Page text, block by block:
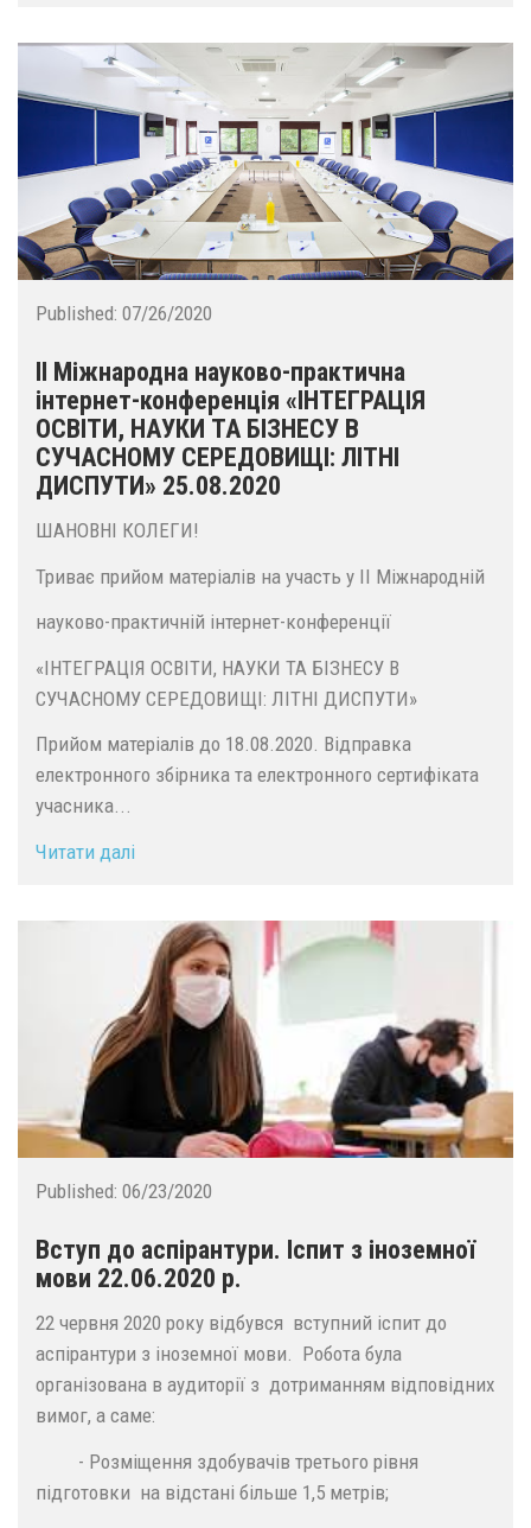
Published: 07/26/2020
II Міжнародна науково-практична
інтернет-конференція «ІНТЕГРАЦІЯ
ОСВІТИ, НАУКИ ТА БІЗНЕСУ В
СУЧАСНОМУ СЕРЕДОВИЩІ: ЛІТНІ
ДИСПУТИ» 25.08.2020
ШАНОВНІ КОЛЕГИ!
Триває прийом матеріалів на участь у II Міжнародній
науково-практичній інтернет-конференції
«ІНТЕГРАЦІЯ ОСВІТИ, НАУКИ ТА БІЗНЕСУ В
СУЧАСНОМУ СЕРЕДОВИЩІ: ЛІТНІ ДИСПУТИ»
Прийом матеріалів до 18.08.2020. Відправка
електронного збірника та електронного сертифіката
учасника...
Читати далі
Published: 06/23/2020
Вступ до аспірантури. Іспит з іноземної
мови 22.06.2020 р.
22 червня 2020 року відбувся вступний іспит до
аспірантури з іноземної мови. Робота була
організована в аудиторії з дотриманням відповідних
вимог, а саме:
- Розміщення здобувачів третього рівня
підготовки на відстані більше 1,5 метрів;